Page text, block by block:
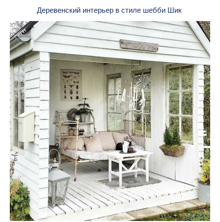
Деревенский интерьер в стиле шебби Шик